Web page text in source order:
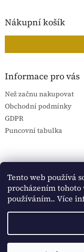
Tento web používá
procházením
používáním.. Více
Nákupní košík
Informace pro vás
Než začnu nakupovat
Obchodní podmínky
GDPR
Puncovní tabulka
Copyright 2026